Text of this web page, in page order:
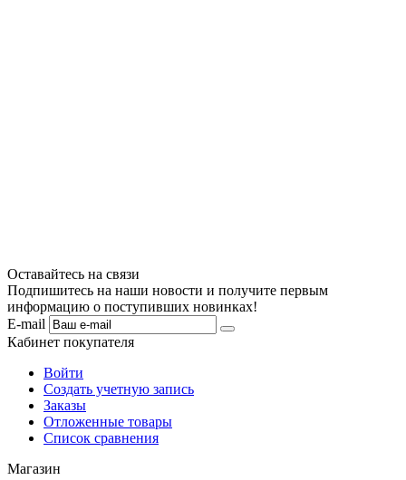
Оставайтесь на связи
Подпишитесь на наши новости и получите первым
информацию о поступивших новинках!
E-mail
Кабинет покупателя
Войти
Создать учетную запись
Заказы
Отложенные товары
Список сравнения
Магазин